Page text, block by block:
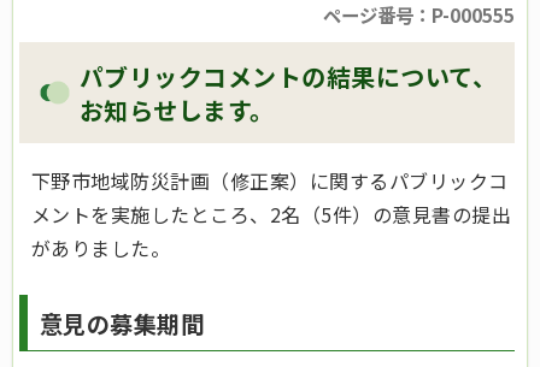
ページ番号：P-000555
パブリックコメントの結果について、
お知らせします。
下野市地域防災計画（修正案）に関するパブリックコ
メントを実施したところ、2名（5件）の意見書の提出
がありました。
意見の募集期間